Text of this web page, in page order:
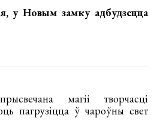
у Новым замку адбудзецца
магіі творчасці
пагрузіцца ў чароўны свет